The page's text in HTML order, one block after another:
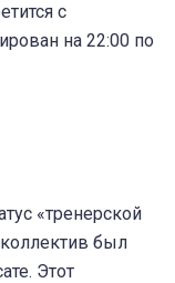
с
на 22:00 по
«тренерской
был
Этот